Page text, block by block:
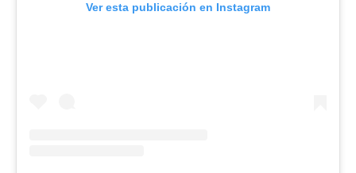
Ver esta publicación en Instagram